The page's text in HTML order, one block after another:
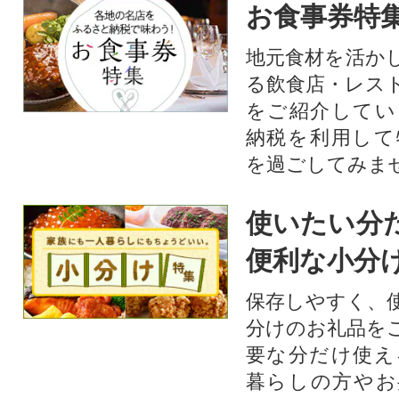
お食事券特
地元食材を活か
る飲食店・レス
をご紹介して
納税を利用し
を過ごしてみま
使いたい分
便利な小分
保存しやすく、
分けのお礼品を
要な分だけ使
暮らしの方や